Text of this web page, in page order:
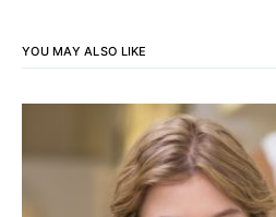
YOU MAY ALSO LIKE